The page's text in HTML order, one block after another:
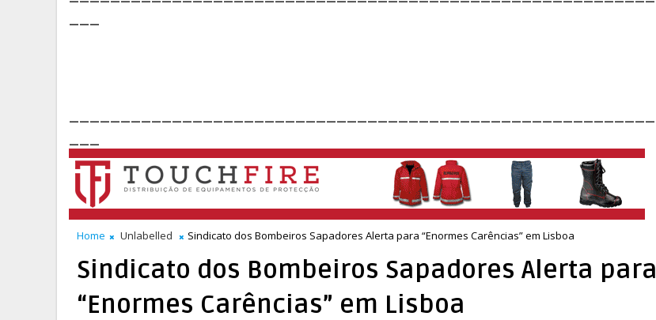
Home Unlabelled Sindicato dos Bombeiros Sapadores Alerta para “Enormes Carências” em Lisboa
Sindicato dos Bombeiros Sapadores Alerta para
“Enormes Carências” em Lisboa